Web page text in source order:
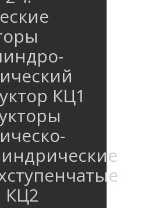
КЦ1
КЦ2